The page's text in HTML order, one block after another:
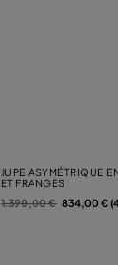
JUPE ASYMÉTRIQUE
ET FRANGES
Prix réduit de
1.390,00 €à 834,00 €